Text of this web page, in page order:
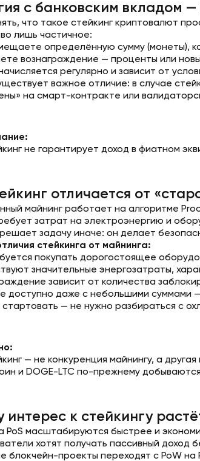
с банковским вкладом —
что такое стейкинг криптовалют
лишь частичное:
определённую сумму (монеты),
вознаграждение — проценты или
регулярно и зависит от
важное отличие: в случае
на смарт-контракте или
не гарантирует доход в фиатном
отличается от
майнинг работает на алгоритме
затрат на электроэнергию и
задачу иначе: он делает
стейкинга от майнинга:
покупать дорогостоящее
значительные энергозатраты,
зависит от количества
доступно даже с небольшими суммами
— не нужно разбираться с
— не конкуренция майнингу, а
и DOGE-LTC по-прежнему
интерес к стейкингу
PoS масштабируются быстрее и
хотят получать пассивный доход
блокчейн-проекты переходят с PoW на